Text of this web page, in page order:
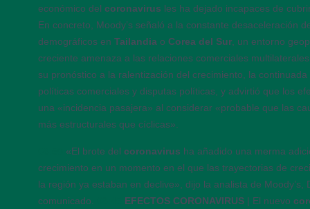
económico del coronavirus les ha dejado incapaces de
En concreto, Moody’s señaló a la constante desaceleración
demográficos en Tailandia o Corea del Sur, un entorno
creciente amenaza a las relaciones comerciales
su pronóstico a la ralentización del crecimiento, la
políticas comerciales y disputas políticas, y advirtió que los
una «incidencia pasajera» al considerar «probable que las
más estructurales que cíclicas».
«El brote del coronavirus ha añadido una merma
crecimiento en un momento en el que las trayectorias de
la región ya estaban en declive», dijo la analista de Moody’s,
comunicado.
EFECTOS CORONAVIRUS | El nuevo